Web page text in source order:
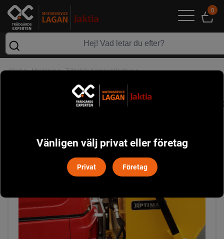
0
Start> Maskiner> Tillbehör Kompaktlastare>
Vänligen välj privat eller företag
Privat Företag